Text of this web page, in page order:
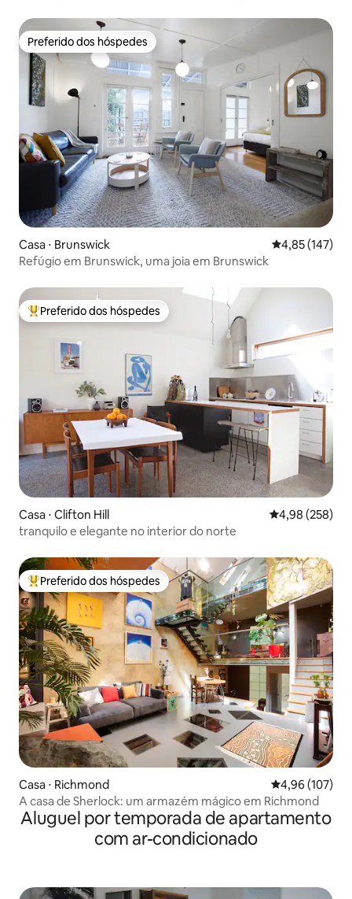
Preferido dos hóspedes
Preferido dos hóspedes
Casa ⋅ Brunswick 4,85 de uma
4,85 (147)
Refúgio em Brunswick, uma joia em Brunswick
Entre os melhores preferidos dos hóspedes
Preferido dos hóspedes
Casa ⋅ Clifton Hill 4,98 de uma
4,98 (258)
tranquilo e elegante no interior do norte
Entre os melhores preferidos dos hóspedes
Preferido dos hóspedes
Casa ⋅ Richmond 4,96 de uma
4,96 (107)
A casa de Sherlock: um armazém mágico em Richmond
Aluguel por temporada de apartamento
com ar-condicionado